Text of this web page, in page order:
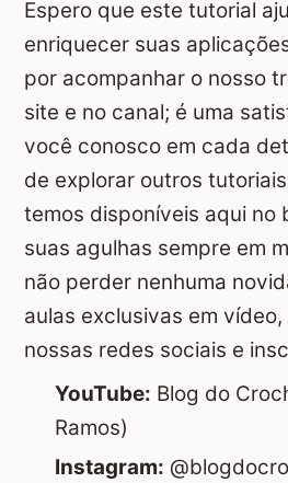
Espero que este tutorial
enriquecer suas
por acompanhar o nosso
site e no canal; é uma
você conosco em cada
de explorar outros
temos disponíveis aqui no
suas agulhas sempre em
não perder nenhuma
aulas exclusivas em
nossas redes sociais e
YouTube: Blog do
Ramos)
Instagram: